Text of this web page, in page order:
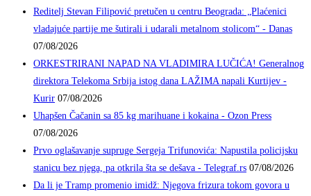
Reditelj Stevan Filipović pretučen u centru Beograda: „Plaćenici
vladajuće partije me šutirali i udarali metalnom stolicom“ - Danas
07/08/2026
ORKESTRIRANI NAPAD NA VLADIMIRA LUČIĆA! Generalnog
direktora Telekoma Srbija istog dana LAŽIMA napali Kurtijev -
Kurir 07/08/2026
Uhapšen Čačanin sa 85 kg marihuane i kokaina - Ozon Press
07/08/2026
Prvo oglašavanje supruge Sergeja Trifunovića: Napustila policijsku
stanicu bez njega, pa otkrila šta se dešava - Telegraf.rs 07/08/2026
Da li je Tramp promenio imidž: Njegova frizura tokom govora u